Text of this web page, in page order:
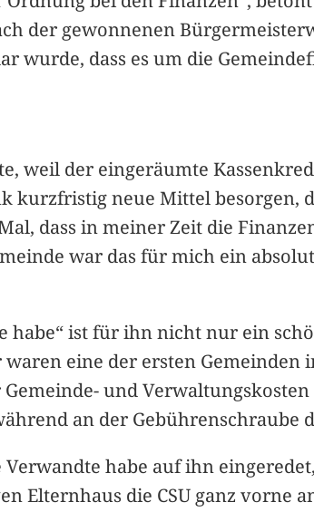
der gewonnenen
wurde, dass es um die
weil der eingeräumte
neue Mittel besorgen,
dass in meiner Zeit die
war das für mich ein
habe“ ist für ihn nicht nur ein
eine der ersten Gemeinden
und
an der Gebührenschraube
habe auf ihn
Elternhaus die CSU ganz vorne